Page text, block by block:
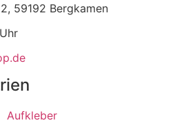
59192 Bergkamen
Aufkleber